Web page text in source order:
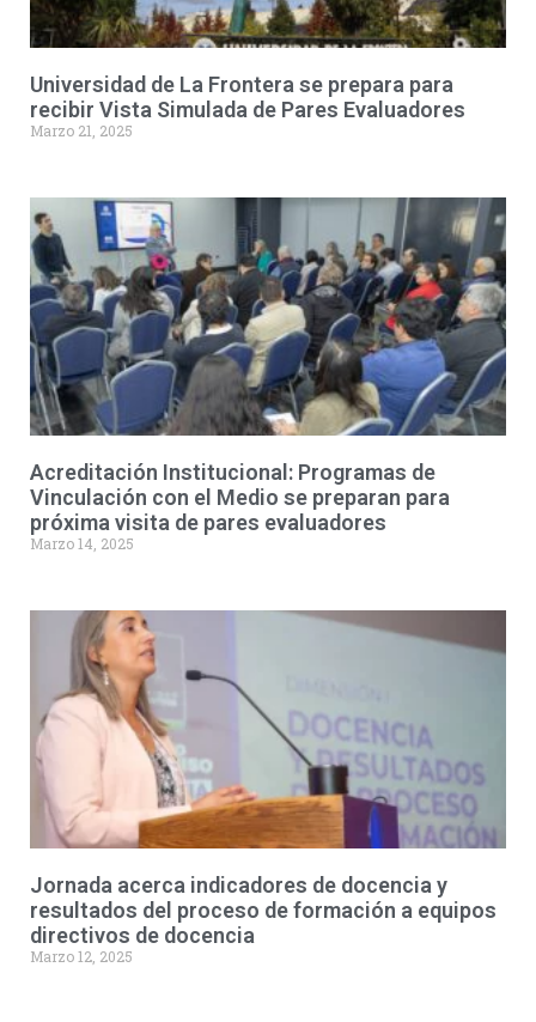
Universidad de La Frontera se prepara para
recibir Vista Simulada de Pares Evaluadores
Marzo 21, 2025
Acreditación Institucional: Programas de
Vinculación con el Medio se preparan para
próxima visita de pares evaluadores
Marzo 14, 2025
Jornada acerca indicadores de docencia y
resultados del proceso de formación a equipos
directivos de docencia
Marzo 12, 2025